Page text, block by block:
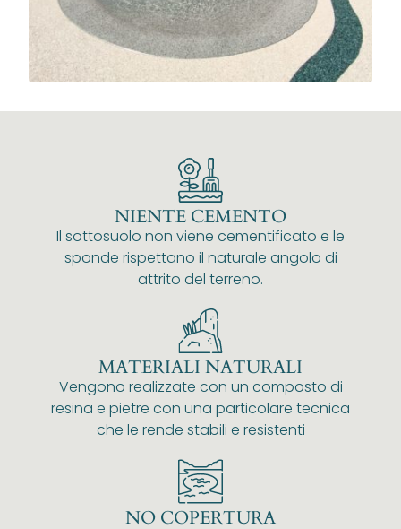
NIENTE CEMENTO
Il sottosuolo non viene cementificato e le
sponde rispettano il naturale angolo di
attrito del terreno.
MATERIALI NATURALI
Vengono realizzate con un composto di
resina e pietre con una particolare tecnica
che le rende stabili e resistenti
NO COPERTURA